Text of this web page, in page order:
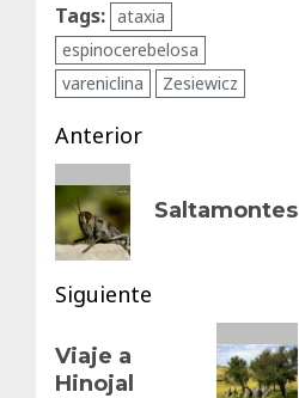
Tags: ataxia
espinocerebelosa
vareniclina
Zesiewicz
Navegación
de
entradas
Anterior
Entrada
anterior:
Saltamontes
Siguiente
entrada:
Viaje a
Hinojal